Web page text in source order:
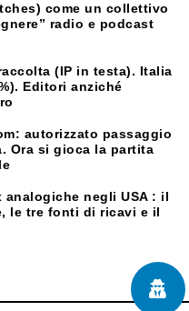
come un collettivo
radio e podcast
(IP in testa). Italia
Editori anziché
autorizzato passaggio
Ora si gioca la partita
negli USA : il
le tre fonti di ricavi e il